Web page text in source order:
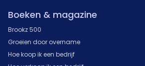
Boeken & magazine
Brookz 500
Groeien door overname
Hoe koop ik een bedrijf